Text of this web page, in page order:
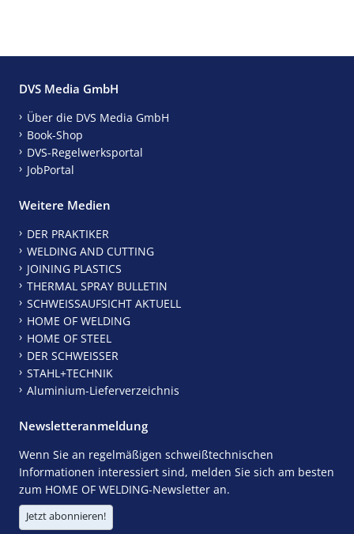
DVS Media GmbH
Über die DVS Media GmbH
Book-Shop
DVS-Regelwerksportal
JobPortal
Weitere Medien
DER PRAKTIKER
WELDING AND CUTTING
JOINING PLASTICS
THERMAL SPRAY BULLETIN
SCHWEISSAUFSICHT AKTUELL
HOME OF WELDING
HOME OF STEEL
DER SCHWEISSER
STAHL+TECHNIK
Aluminium-Lieferverzeichnis
Newsletteranmeldung
Wenn Sie an regelmäßigen schweißtechnischen
Informationen interessiert sind, melden Sie sich am besten
zum HOME OF WELDING-Newsletter an.
Jetzt abonnieren!